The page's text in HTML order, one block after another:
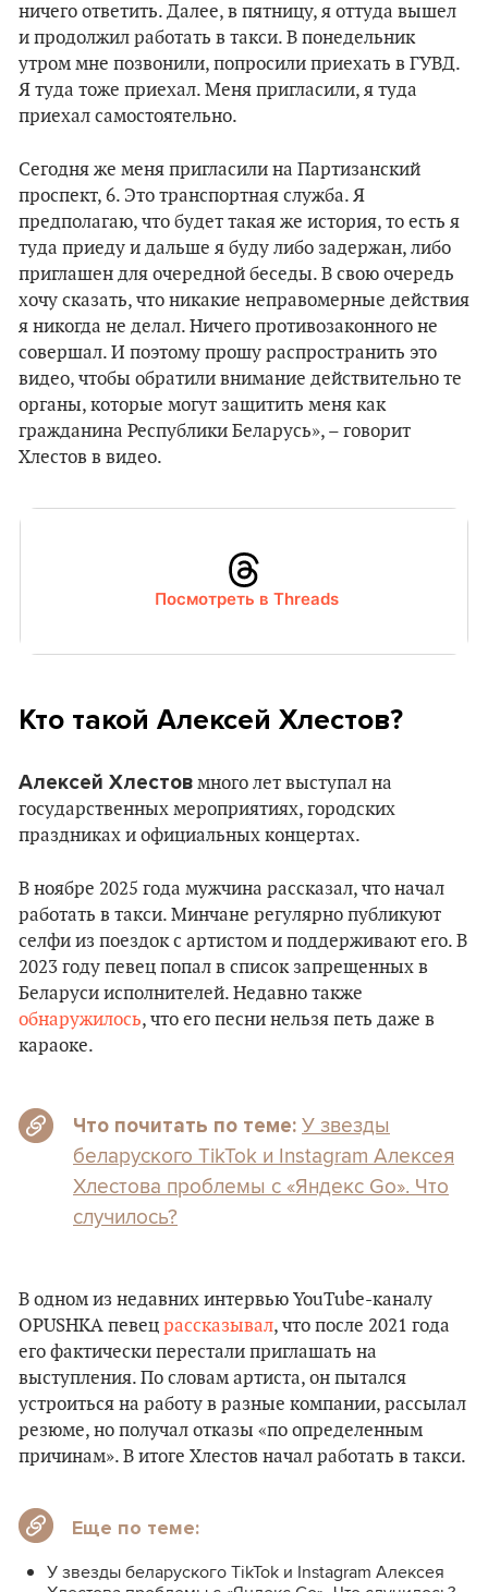
ничего ответить. Далее, в пятницу, я оттуда вышел
и продолжил работать в такси. В понедельник
утром мне позвонили, попросили приехать в ГУВД.
Я туда тоже приехал. Меня пригласили, я туда
приехал самостоятельно.
Сегодня же меня пригласили на Партизанский
проспект, 6. Это транспортная служба. Я
предполагаю, что будет такая же история, то есть я
туда приеду и дальше я буду либо задержан, либо
приглашен для очередной беседы. В свою очередь
хочу сказать, что никакие неправомерные действия
я никогда не делал. Ничего противозаконного не
совершал. И поэтому прошу распространить это
видео, чтобы обратили внимание действительно те
органы, которые могут защитить меня как
гражданина Республики Беларусь», – говорит
Хлестов в видео.
Посмотреть в Threads
Кто такой Алексей Хлестов?
Алексей Хлестов много лет выступал на
государственных мероприятиях, городских
праздниках и официальных концертах.
В ноябре 2025 года мужчина рассказал, что начал
работать в такси. Минчане регулярно публикуют
селфи из поездок с артистом и поддерживают его. В
2023 году певец попал в список запрещенных в
Беларуси исполнителей. Недавно также
обнаружилось, что его песни нельзя петь даже в
караоке.
Что почитать по теме: У звезды
беларуского TikTok и Instagram Алексея
Хлестова проблемы с «Яндекс Go». Что
случилось?
В одном из недавних интервью YouTube-каналу
OPUSHKA певец рассказывал, что после 2021 года
его фактически перестали приглашать на
выступления. По словам артиста, он пытался
устроиться на работу в разные компании, рассылал
резюме, но получал отказы «по определенным
причинам». В итоге Хлестов начал работать в такси.
Еще по теме:
У звезды беларуского TikTok и Instagram Алексея